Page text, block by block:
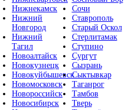
Нижнекамск
Нижний
Новгород
Нижний
Тагил
Новоалтайск
Новокузнецк
Новокуйбышевск
Новомосковск
Новороссийск
Новосибирск
Сочи
Ставрополь
Старый Оскол
Стерлитамак
Ступино
Сургут
Сызрань
Сыктывкар
Таганрог
Тамбов
Тверь